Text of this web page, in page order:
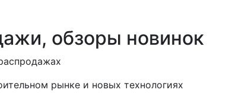
обзоры новинок
рынке и новых технологиях